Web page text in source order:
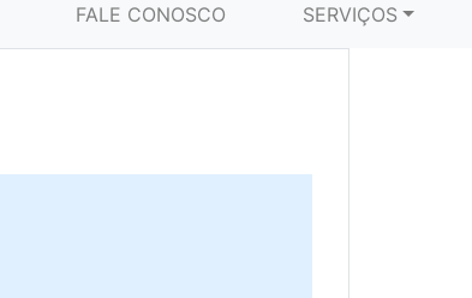
FALE CONOSCO SERVIÇOS